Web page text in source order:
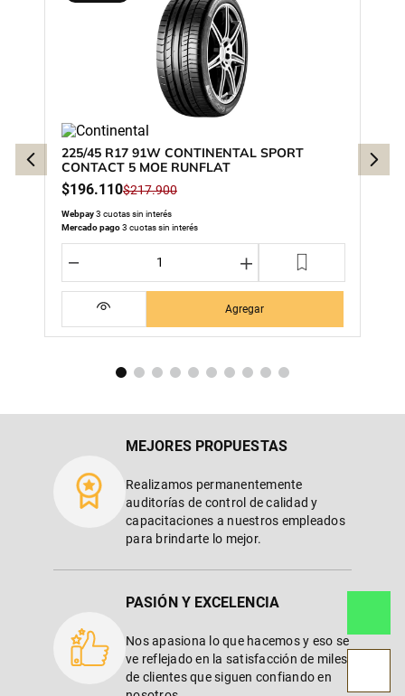
225/45 R17 91W CONTINENTAL SPORT
CONTACT 5 MOE RUNFLAT
$196.110$217.900
Webpay3 cuotas sin interés
Mercado pago3 cuotas sin interés
＋
－
Agregar
MEJORES PROPUESTAS
Realizamos permanentemente
auditorías de control de calidad y
capacitaciones a nuestros empleados
para brindarte lo mejor.
PASIÓN Y EXCELENCIA
Nos apasiona lo que hacemos y eso se
ve reflejado en la satisfacción de miles
de clientes que siguen confiando en